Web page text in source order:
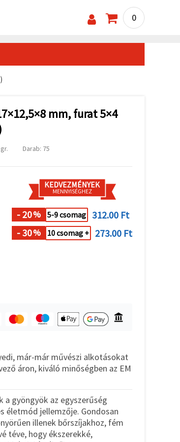
0
mm, furat 5×4
Darab: 75
KEDVEZMÉNYEK
MENNYISÉGHEZ
- 20% 5-9 csomag
312.00 Ft
- 30% 10 csomag + 273.00 Ft
már-már művészi alkotásokat
áron, kiváló minőségben az EM
a gyöngyök az egyszerűség
életmód jellemzője. Gondosan
illenek bőrszíjakhoz, fém
téve, hogy ékszerekké,